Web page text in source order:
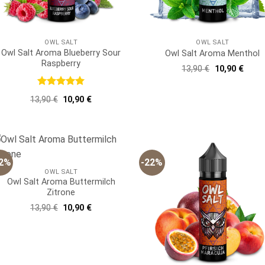
OWL SALT
Owl Salt Aroma Blueberry Sour
Raspberry
Bewertet
mit 5
von
13,90€ Ursprünglicher
Preis
10,90 €Aktueller
OWL SALT
Owl Salt Aroma Menthol
13,90€ Ursprünglicher
Preis
10,90 €
OWL SALT
Owl Salt Aroma Buttermilch
Zitrone
13,90€ Ursprünglicher
Preis
10,90 €Aktueller
-22%